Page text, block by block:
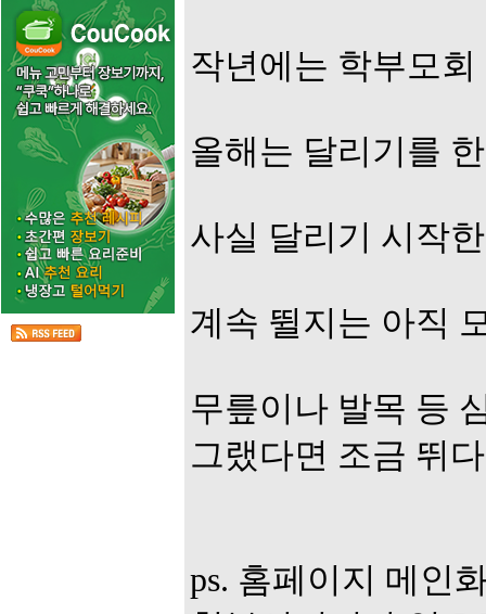
작년에는 학부모
올해는 달리기를
사실 달리기 시작
계속 뛸지는 아직
무릎이나 발목 등
그랬다면 조금 뛰
ps. 홈페이지 메인